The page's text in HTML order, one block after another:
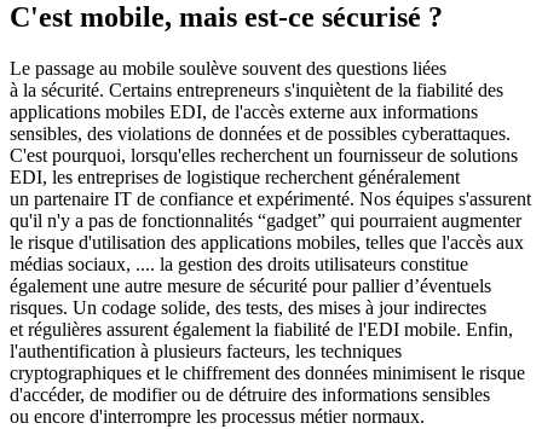
C'est mobile, mais est-ce sécurisé ?
Le passage au mobile soulève souvent des questions liées
à la sécurité. Certains entrepreneurs s'inquiètent de la fiabilité des
applications mobiles EDI, de l'accès externe aux informations
sensibles, des violations de données et de possibles cyberattaques.
C'est pourquoi, lorsqu'elles recherchent un fournisseur de solutions
EDI, les entreprises de logistique recherchent généralement
un partenaire IT de confiance et expérimenté. Nos équipes s'assurent
qu'il n'y a pas de fonctionnalités “gadget” qui pourraient augmenter
le risque d'utilisation des applications mobiles, telles que l'accès aux
médias sociaux, .... la gestion des droits utilisateurs constitue
également une autre mesure de sécurité pour pallier d’éventuels
risques. Un codage solide, des tests, des mises à jour indirectes
et régulières assurent également la fiabilité de l'EDI mobile. Enfin,
l'authentification à plusieurs facteurs, les techniques
cryptographiques et le chiffrement des données minimisent le risque
d'accéder, de modifier ou de détruire des informations sensibles
ou encore d'interrompre les processus métier normaux.